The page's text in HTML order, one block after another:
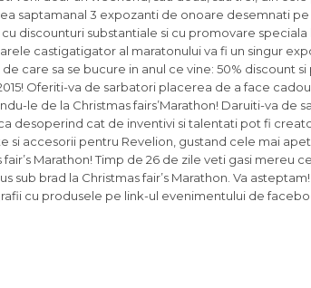
saptamanal 3 expozanti de onoare desemnati
discounturi substantiale si cu promovare
castigatigator al maratonului va fi un singur
care sa se bucure in anul ce vine: 50% discount
Oferiti-va de sarbatori placerea de a face
le de la Christmas fairs’Marathon! Daruiti-va
desoperind cat de inventivi si talentati pot fi
si accesorii pentru Revelion, gustand cele mai
Marathon! Timp de 26 de zile veti gasi mereu
sub brad la Christmas fair’s Marathon. Va
cu produsele pe link-ul evenimentului de